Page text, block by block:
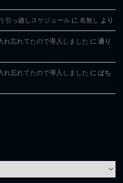
引っ越しスケジュール に 名無し より
れ忘れてたので導入しました に 通り
れ忘れてたので導入しました に ぱち